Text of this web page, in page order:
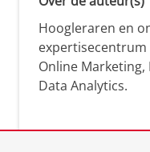
Hoogleraren en
expertisecentrum
Online Marketing,
Data Analytics.